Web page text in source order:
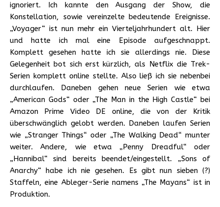
ignoriert. Ich kannte den Ausgang der Show, die
Konstellation, sowie vereinzelte bedeutende Ereignisse.
„Voyager“ ist nun mehr ein Vierteljahrhundert alt. Hier
und hatte ich mal eine Episode aufgeschnappt.
Komplett gesehen hatte ich sie allerdings nie. Diese
Gelegenheit bot sich erst kürzlich, als Netflix die Trek-
Serien komplett online stellte. Also ließ ich sie nebenbei
durchlaufen. Daneben gehen neue Serien wie etwa
„American Gods“ oder „The Man in the High Castle“ bei
Amazon Prime Video DE online, die von der Kritik
überschwänglich gelobt werden. Daneben laufen Serien
wie „Stranger Things“ oder „The Walking Dead“ munter
weiter. Andere, wie etwa „Penny Dreadful“ oder
„Hannibal“ sind bereits beendet/eingestellt. „Sons of
Anarchy“ habe ich nie gesehen. Es gibt nun sieben (?)
Staffeln, eine Ableger-Serie namens „The Mayans“ ist in
Produktion.